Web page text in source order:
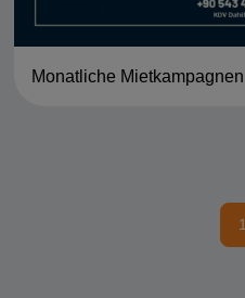
Monatliche Mietkampagnen
1